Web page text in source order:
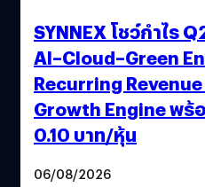
SYNNEX โชว์กำไร
AI–Cloud–Green
Recurring Revenue
Growth Engine พร้
0.10 บาท/หุ้น
06/08/2026